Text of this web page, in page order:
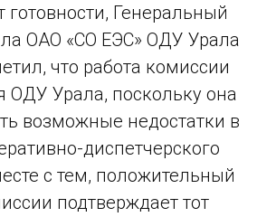
готовности, Генеральный
ОАО «СО ЕЭС» ОДУ Урала
что работа комиссии
ОДУ Урала, поскольку она
возможные недостатки в
диспетчерского
с тем, положительный
подтверждает тот